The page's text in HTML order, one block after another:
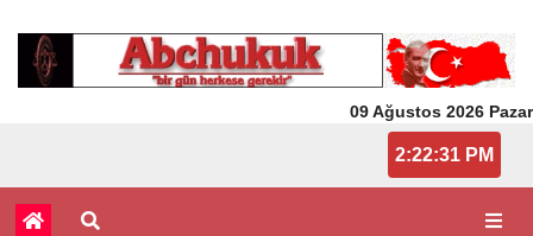
09 Ağustos 2026 Pazar
2:22:31 PM